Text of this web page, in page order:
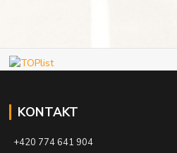
KONTAKT
+420 774 641 904